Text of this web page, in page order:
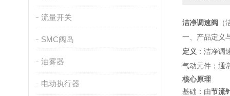
流量开关
SMC阀岛
油雾器
电动执行器
洁净调速阀
一、产品定义
定义 ：洁净
气动元件；通
核心原理
基础：由节流